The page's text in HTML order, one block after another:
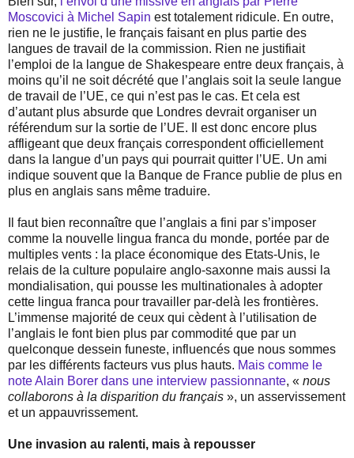
Moscovici à Michel Sapin est totalement ridicule. En outre,
rien ne le justifie, le français faisant en plus partie des
langues de travail de la commission. Rien ne justifiait
l’emploi de la langue de Shakespeare entre deux français, à
moins qu’il ne soit décrété que l’anglais soit la seule langue
de travail de l’UE, ce qui n’est pas le cas. Et cela est
d’autant plus absurde que Londres devrait organiser un
référendum sur la sortie de l’UE. Il est donc encore plus
affligeant que deux français correspondent officiellement
dans la langue d’un pays qui pourrait quitter l’UE. Un ami
indique souvent que la Banque de France publie de plus en
plus en anglais sans même traduire.
Il faut bien reconnaître que l’anglais a fini par s’imposer
comme la nouvelle lingua franca du monde, portée par de
multiples vents : la place économique des Etats-Unis, le
relais de la culture populaire anglo-saxonne mais aussi la
mondialisation, qui pousse les multinationales à adopter
cette lingua franca pour travailler par-delà les frontières.
L’immense majorité de ceux qui cèdent à l’utilisation de
l’anglais le font bien plus par commodité que par un
quelconque dessein funeste, influencés que nous sommes
par les différents facteurs vus plus hauts. Mais comme le
note Alain Borer dans une interview passionnante, « nous
collaborons à la disparition du français », un asservissement
et un appauvrissement.
Une invasion au ralenti, mais à repousser